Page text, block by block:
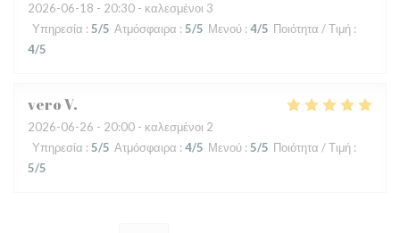
2026-06-18 - 20:30 - καλεσμένοι 3
Υπηρεσία : 5/5 Ατμόσφαιρα : 5/5 Μενού : 4/5 Ποιότητα / Τιμή :
4/5
veroV
2026-06-26 - 20:00 - καλεσμένοι 2
Υπηρεσία : 5/5 Ατμόσφαιρα : 4/5 Μενού : 5/5 Ποιότητα / Τιμή :
5/5